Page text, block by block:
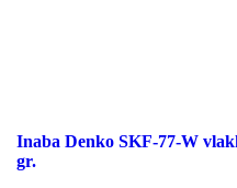
Inaba Denko SKF-77-W
gr.